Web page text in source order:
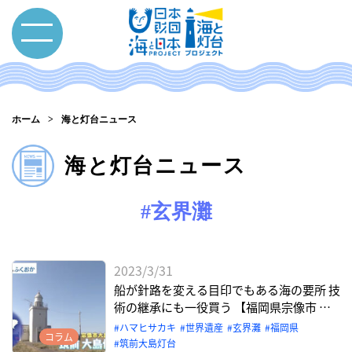
ホーム 海と灯台ニュース
海と灯台ニュース
#玄界灘
コラム
2023/3/31
船が針路を変える目印でもある海の要所 技
術の継承にも一役買う 【福岡県宗像市 筑
前大島灯台】
ハマヒサカキ 世界遺産 玄界灘
福岡県
筑前大島灯台